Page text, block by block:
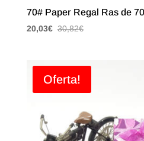
70# Paper Regal Ras de
20,03€ 30,82€
Oferta!